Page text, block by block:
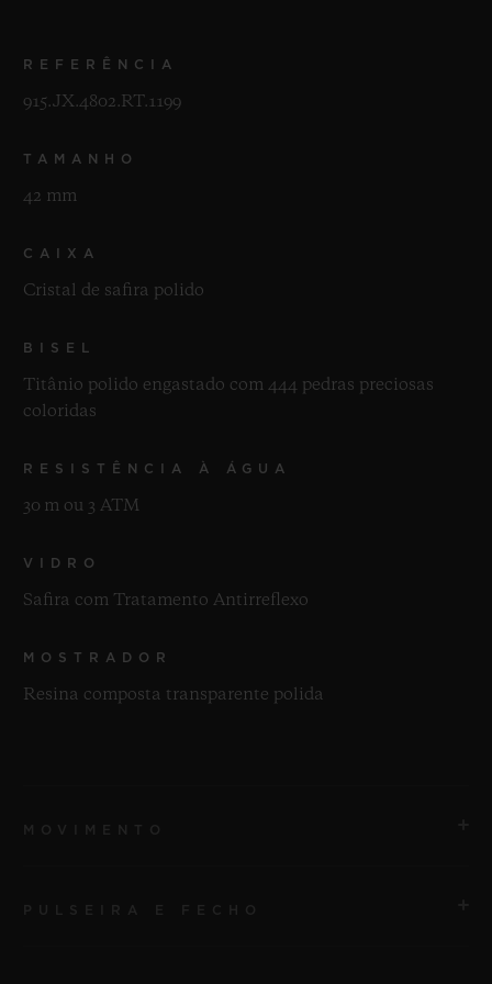
REFERÊNCIA
915.JX.4802.RT.1199
TAMANHO
42 mm
CAIXA
Cristal de safira polido
BISEL
Titânio polido engastado com 444 pedras preciosas
coloridas
RESISTÊNCIA À ÁGUA
30 m ou 3 ATM
VIDRO
Safira com Tratamento Antirreflexo
MOSTRADOR
Resina composta transparente polida